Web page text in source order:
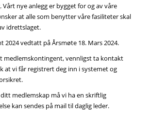
nye anlegg er bygget for og av våre
at alle som benytter våre fasiliteter skal
idrettslaget.
2024 vedtatt på Årsmøte 18. Mars 2024.
medlemskontingent, vennligst ta kontakt
at vi får registrert deg inn i systemet og
medlemskap må vi ha en skriftlig
kan sendes på mail til daglig leder.